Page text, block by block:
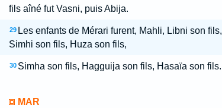
fils aîné fut Vasni, puis Abija.
29 Les enfants de Mérari furent, Mahli, Libni son fils,
Simhi son fils, Huza son fils,
30 Simha son fils, Hagguija son fils, Hasaïa son fils.
MAR